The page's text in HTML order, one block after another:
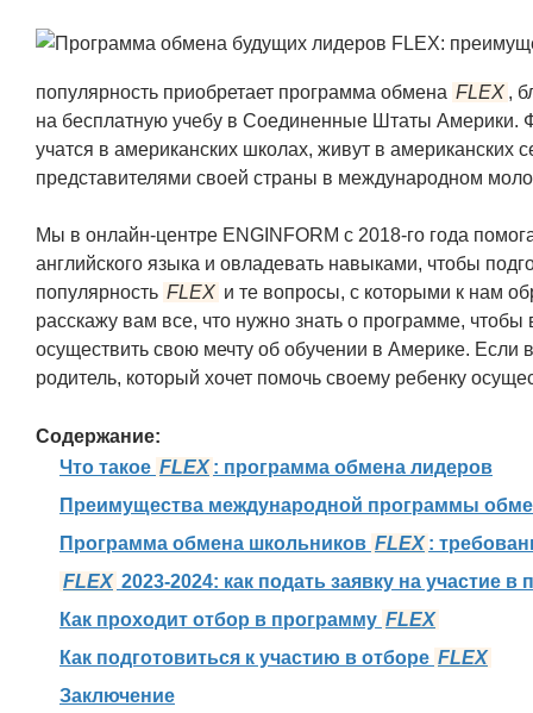
популярность приобретает программа обмена FLEX ,
на бесплатную учебу в Соединенные Штаты
учатся в американских школах, живут в американских
представителями своей страны в международном
Мы в онлайн-центре ENGINFORM с 2018-го года
английского языка и овладевать навыками, чтобы
популярность FLEX и те вопросы, с которыми к нам
расскажу вам все, что нужно знать о программе, чтобы
осуществить свою мечту об обучении в Америке.
родитель, который хочет помочь своему ребенку
Содержание:
Что такое FLEX : программа обмена лидеров
Преимущества международной программы
Программа обмена школьников FLEX :
FLEX 2023-2024: как подать заявку на участие
Как проходит отбор в программу FLEX
Как подготовиться к участию в отборе FLEX
Заключение